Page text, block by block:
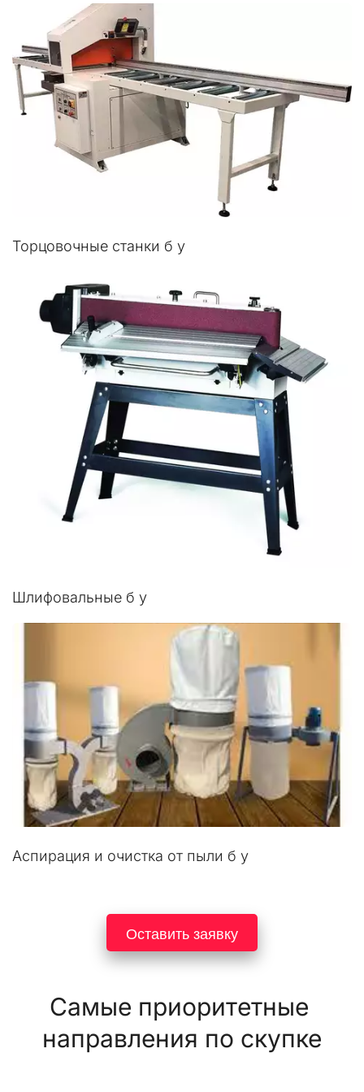
Торцовочные станки б у
Шлифовальные б у
Аспирация и очистка от пыли б у
Оставить заявку
Самые приоритетные
направления по скупке